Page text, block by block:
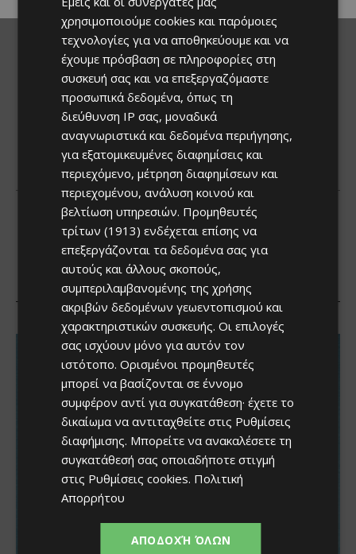
χρησιμοποιούμε cookies και παρόμοιες
τεχνολογίες για να αποθηκεύουμε και να
έχουμε πρόσβαση σε πληροφορίες στη
συσκευή σας και να επεξεργαζόμαστε
προσωπικά δεδομένα, όπως τη
διεύθυνση IP σας, μοναδικά
αναγνωριστικά και δεδομένα περιήγησης,
για εξατομικευμένες διαφημίσεις και
περιεχόμενο, μέτρηση διαφημίσεων και
περιεχομένου, ανάλυση κοινού και
βελτίωση υπηρεσιών. Προμηθευτές
τρίτων (1913) ενδέχεται επίσης να
επεξεργάζονται τα δεδομένα σας για
αυτούς και άλλους σκοπούς,
συμπεριλαμβανομένης της χρήσης
ακριβών δεδομένων γεωεντοπισμού και
χαρακτηριστικών συσκευής. Οι επιλογές
σας ισχύουν μόνο για αυτόν τον
ιστότοπο. Ορισμένοι προμηθευτές
μπορεί να βασίζονται σε έννομο
συμφέρον αντί για συγκατάθεση· έχετε το
δικαίωμα να αντιταχθείτε στις Ρυθμίσεις
διαφήμισης. Μπορείτε να ανακαλέσετε τη
συγκατάθεσή σας οποιαδήποτε στιγμή
στις Ρυθμίσεις cookies. Πολιτική
Απορρήτου
ΑΠΟΔΟΧΉ ΌΛΩΝ